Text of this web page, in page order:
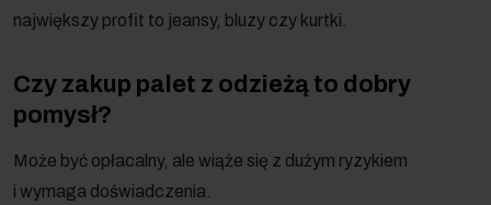
największy profit to jeansy, bluzy czy kurtki.
Czy zakup palet z odzieżą to dobry
pomysł?
Może być opłacalny, ale wiąże się z dużym ryzykiem
i wymaga doświadczenia.